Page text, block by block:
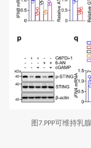
图7.PPP可维持乳